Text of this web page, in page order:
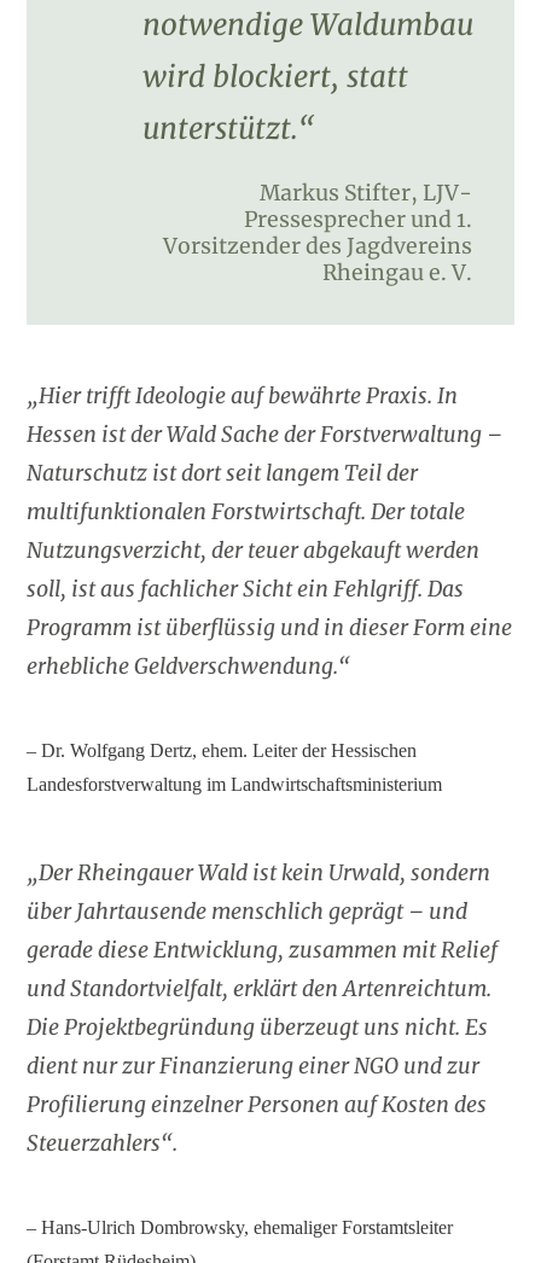
notwendige Waldumbau
wird blockiert, statt
unterstützt.“
Markus Stifter, LJV-
Pressesprecher und 1.
Vorsitzender des Jagdvereins
Rheingau e. V.
„Hier trifft Ideologie auf bewährte Praxis. In
Hessen ist der Wald Sache der Forstverwaltung –
Naturschutz ist dort seit langem Teil der
multifunktionalen Forstwirtschaft. Der totale
Nutzungsverzicht, der teuer abgekauft werden
soll, ist aus fachlicher Sicht ein Fehlgriff. Das
Programm ist überflüssig und in dieser Form eine
erhebliche Geldverschwendung.“
– Dr. Wolfgang Dertz, ehem. Leiter der Hessischen
Landesforstverwaltung im Landwirtschaftsministerium
„Der Rheingauer Wald ist kein Urwald, sondern
über Jahrtausende menschlich geprägt – und
gerade diese Entwicklung, zusammen mit Relief
und Standortvielfalt, erklärt den Artenreichtum.
Die Projektbegründung überzeugt uns nicht. Es
dient nur zur Finanzierung einer NGO und zur
Profilierung einzelner Personen auf Kosten des
Steuerzahlers“.
– Hans‑Ulrich Dombrowsky, ehemaliger Forstamtsleiter